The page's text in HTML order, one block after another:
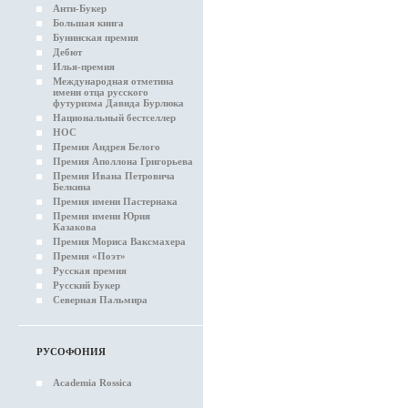
Анти-Букер
Большая книга
Бунинская премия
Дебют
Илья-премия
Международная отметина
имени отца русского
футуризма Давида Бурлюка
Национальный бестселлер
НОС
Премия Андрея Белого
Премия Аполлона Григорьева
Премия Ивана Петровича
Белкина
Премия имени Пастернака
Премия имени Юрия
Казакова
Премия Мориса Ваксмахера
Премия «Поэт»
Русская премия
Русский Букер
Северная Пальмира
РУСОФОНИЯ
Academia Rossica